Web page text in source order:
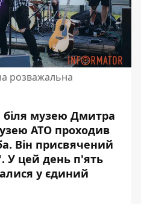
розважальна
біля музею Дмитра
АТО проходив
Він присвячений
У цей день п'ять
у єдиний